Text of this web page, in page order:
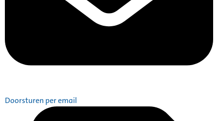
Doorsturen per email